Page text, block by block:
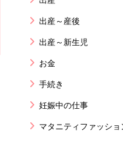
出産～産後
出産～新生児
お金
手続き
妊娠中の仕事
マタニティファッシ